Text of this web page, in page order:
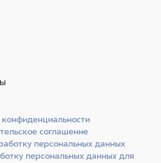
конфиденциальности
соглашение
персональных данных
персональных данных для